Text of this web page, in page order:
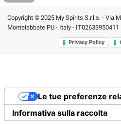
Copyright © 2025 My Spirits S.r.l.s. - Via
Montelabbate PU - Italy - IT02633950411
Privacy Policy
Informativa sulla raccolta
Le tue preferenze